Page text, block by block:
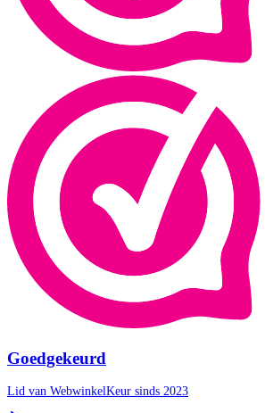
Goedgekeurd
Lid van WebwinkelKeur sinds 2023